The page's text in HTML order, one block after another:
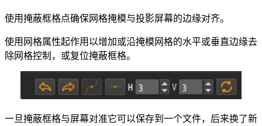
使用掩蔽框格点确保网格掩模与投影屏幕的边缘对齐。
使用网格属性起作用以增加或沿掩模网格的水平或垂直边缘去
除网格控制，或复位掩蔽框格。
一旦掩蔽框格与屏幕对准它可以保存到一个文件，后来换了新